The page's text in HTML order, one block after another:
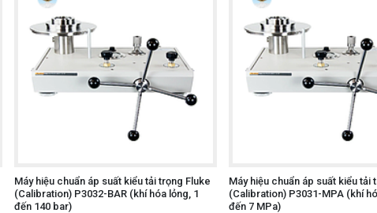
Máy hiệu chuẩn áp suất kiểu tải trọng Fluke
(Calibration) P3032-BAR (khí hóa lỏng, 1
đến 140 bar)
Máy hiệu chuẩn áp suất kiểu tải
(Calibration) P3031-MPA (khí
đến 7 MPa)